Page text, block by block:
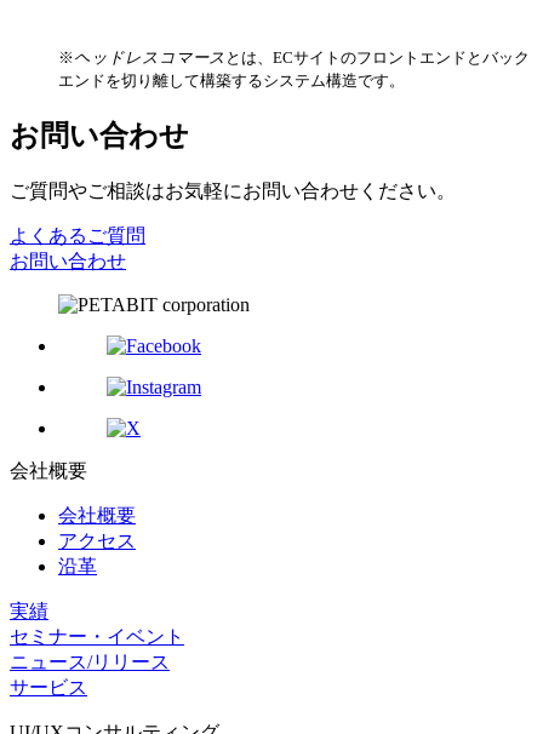
※ ヘッドレスコマース とは、ECサイトのフロントエンドとバック
エンドを切り離して構築するシステム構造です。
お問い合わせ
ご質問やご相談はお気軽にお問い合わせください。
よくあるご質問
お問い合わせ
会社概要
会社概要
アクセス
沿革
実績
セミナー・イベント
ニュース/リリース
サービス